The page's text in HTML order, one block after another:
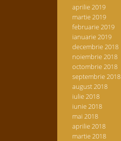
aprilie 2019
martie 2019
februarie 2019
ianuarie 2019
decembrie 2018
noiembrie 2018
octombrie 2018
septembrie 2018
august 2018
iulie 2018
iunie 2018
mai 2018
aprilie 2018
martie 2018